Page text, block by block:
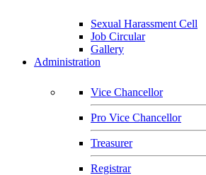
Sexual Harassment Cell
Job Circular
Gallery
Administration
Vice Chancellor
Pro Vice Chancellor
Treasurer
Registrar